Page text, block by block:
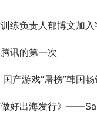
练负责人郁博文加入
讯的第一次
产游戏“屠榜”韩国畅销
出海发行》——Sandsoft 发